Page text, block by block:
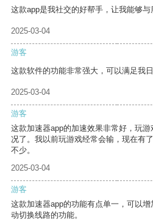
这款app是我社交的好帮手，让我能够与
2025-03-04
游客
这款软件的功能非常强大，可以满足我日
2025-03-04
游客
这款加速器app的加速效果非常好，玩
况了。我以前玩游戏经常会输，现在有
不少。
2025-03-04
游客
这款加速器app的功能有点单一，可以
动切换线路的功能。